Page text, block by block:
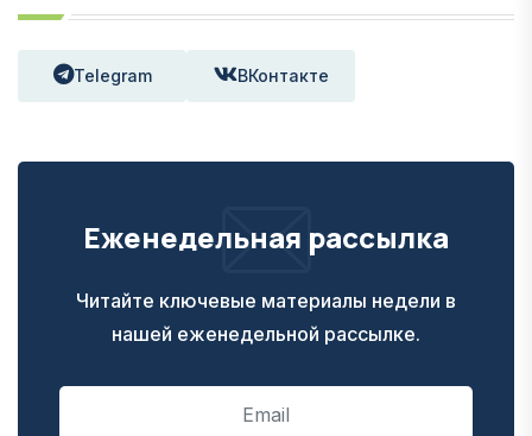
Telegram ВКонтакте
Еженедельная рассылка
Читайте ключевые материалы недели в
нашей еженедельной рассылке.